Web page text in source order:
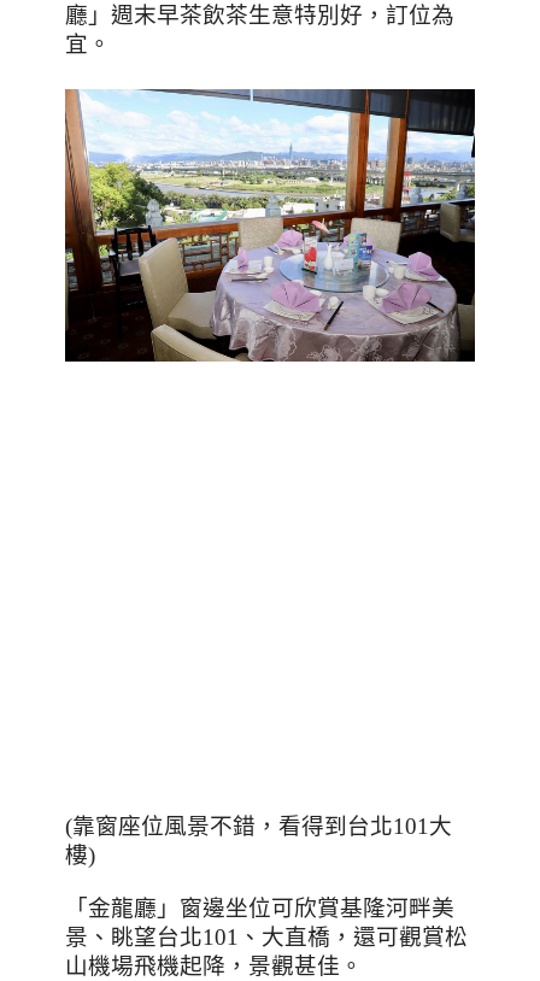
廳」週末早茶飲茶生意特別好，訂位為
宜。
(靠窗座位風景不錯，看得到台北101大
樓)
「金龍廳」窗邊坐位可欣賞基隆河畔美
景、眺望台北101 、大直橋，還可觀賞松
山機場飛機起降，景觀甚佳。